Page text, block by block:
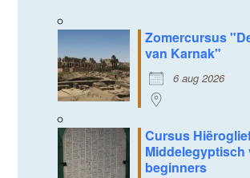
Zomercursus
van Karnak"
6 aug 2026
Cursus
Middelegyptisch
beginners